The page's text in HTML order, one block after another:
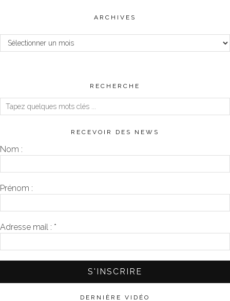
ARCHIVES
Archives
RECHERCHE
RECEVOIR DES NEWS
Nom :
Prénom :
Adresse mail : *
DERNIÈRE VIDÉO